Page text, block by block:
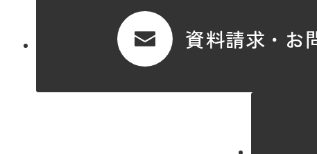
資料請求・お